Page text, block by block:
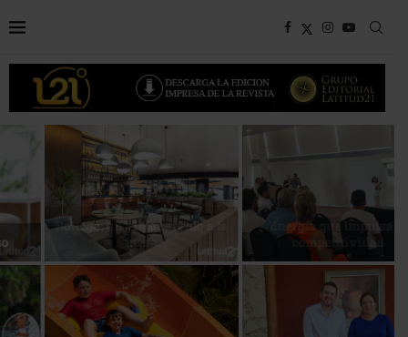
Bottega, un viaje servido a la
mesa
Energía que Impulsa la
competitividad